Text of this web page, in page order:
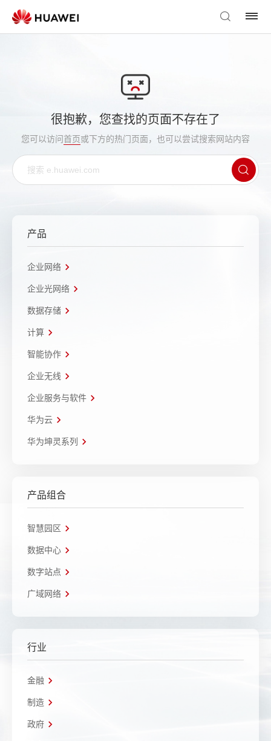
很抱歉，您查找的页面不存在了
您可以访问首页或下方的热门页面，也可以尝试搜索网站内容
产品
企业网络
企业光网络
数据存储
计算
智能协作
企业无线
企业服务与软件
华为云
华为坤灵系列
产品组合
智慧园区
数据中心
数字站点
广域网络
行业
金融
制造
政府